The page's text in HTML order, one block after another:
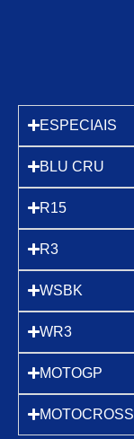
ESPECIAIS
BLU CRU
R15
R3
WSBK
WR3
MOTOGP
MOTOCROSS